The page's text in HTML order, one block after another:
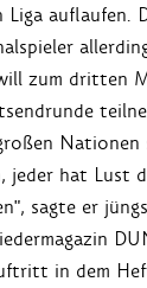
Liga auflaufen.
zum dritten
jeder hat Lust
sagte er
in dem